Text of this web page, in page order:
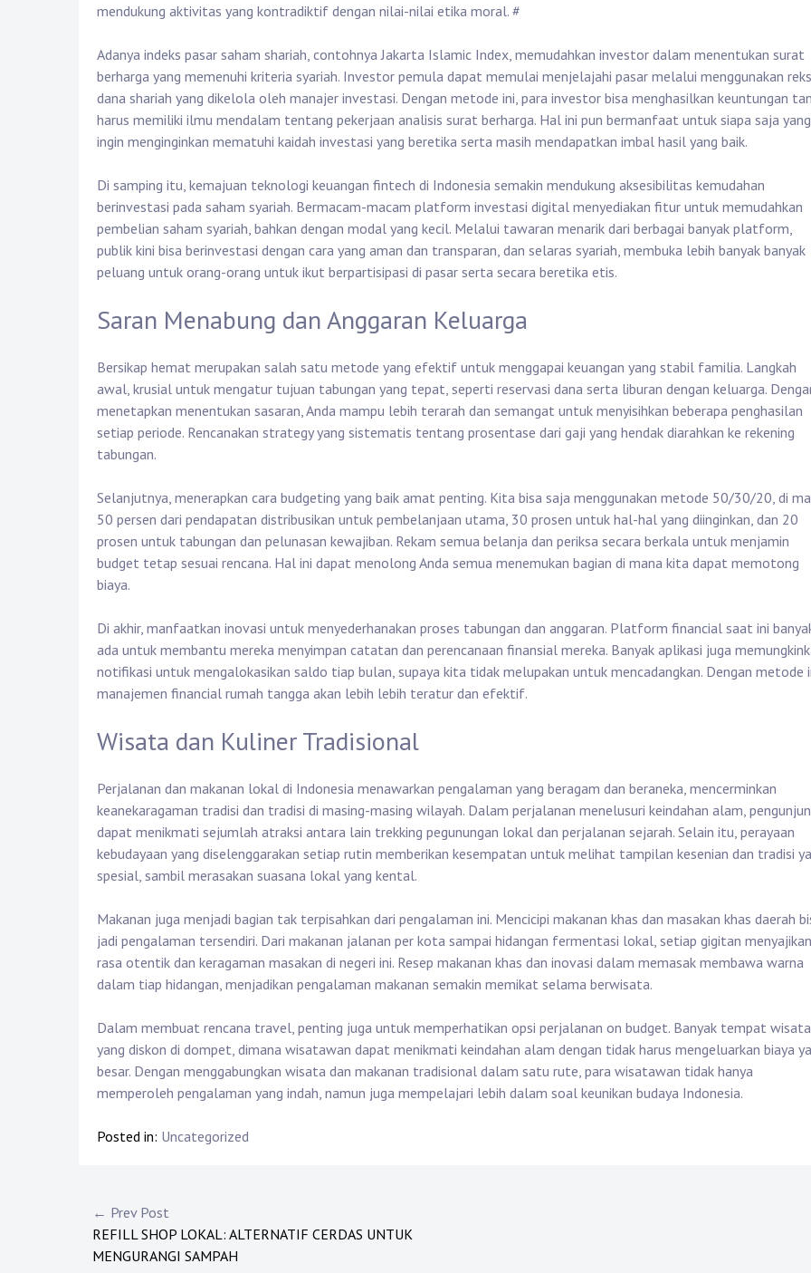
mendukung aktivitas yang kontradiktif dengan nilai-nilai etika moral. #
Adanya indeks pasar saham shariah, contohnya Jakarta Islamic Index, memudahkan investor dalam menentukan surat
berharga yang memenuhi kriteria syariah. Investor pemula dapat memulai menjelajahi pasar melalui menggunakan
dana shariah yang dikelola oleh manajer investasi. Dengan metode ini, para investor bisa menghasilkan keuntungan
harus memiliki ilmu mendalam tentang pekerjaan analisis surat berharga. Hal ini pun bermanfaat untuk siapa saja yang
ingin menginginkan mematuhi kaidah investasi yang beretika serta masih mendapatkan imbal hasil yang baik.
Di samping itu, kemajuan teknologi keuangan fintech di Indonesia semakin mendukung aksesibilitas kemudahan
berinvestasi pada saham syariah. Bermacam-macam platform investasi digital menyediakan fitur untuk memudahkan
pembelian saham syariah, bahkan dengan modal yang kecil. Melalui tawaran menarik dari berbagai banyak platform,
publik kini bisa berinvestasi dengan cara yang aman dan transparan, dan selaras syariah, membuka lebih banyak banyak
peluang untuk orang-orang untuk ikut berpartisipasi di pasar serta secara beretika etis.
Saran Menabung dan Anggaran Keluarga
Bersikap hemat merupakan salah satu metode yang efektif untuk menggapai keuangan yang stabil familia. Langkah
awal, krusial untuk mengatur tujuan tabungan yang tepat, seperti reservasi dana serta liburan dengan keluarga.
menetapkan menentukan sasaran, Anda mampu lebih terarah dan semangat untuk menyisihkan beberapa penghasilan
setiap periode. Rencanakan strategy yang sistematis tentang prosentase dari gaji yang hendak diarahkan ke rekening
tabungan.
Selanjutnya, menerapkan cara budgeting yang baik amat penting. Kita bisa saja menggunakan metode 50/30/20, di
50 persen dari pendapatan distribusikan untuk pembelanjaan utama, 30 prosen untuk hal-hal yang diinginkan, dan 20
prosen untuk tabungan dan pelunasan kewajiban. Rekam semua belanja dan periksa secara berkala untuk menjamin
budget tetap sesuai rencana. Hal ini dapat menolong Anda semua menemukan bagian di mana kita dapat memotong
biaya.
Di akhir, manfaatkan inovasi untuk menyederhanakan proses tabungan dan anggaran. Platform financial saat ini
ada untuk membantu mereka menyimpan catatan dan perencanaan finansial mereka. Banyak aplikasi juga
notifikasi untuk mengalokasikan saldo tiap bulan, supaya kita tidak melupakan untuk mencadangkan. Dengan metode
manajemen financial rumah tangga akan lebih lebih teratur dan efektif.
Wisata dan Kuliner Tradisional
Perjalanan dan makanan lokal di Indonesia menawarkan pengalaman yang beragam dan beraneka, mencerminkan
keanekaragaman tradisi dan tradisi di masing-masing wilayah. Dalam perjalanan menelusuri keindahan alam,
dapat menikmati sejumlah atraksi antara lain trekking pegunungan lokal dan perjalanan sejarah. Selain itu, perayaan
kebudayaan yang diselenggarakan setiap rutin memberikan kesempatan untuk melihat tampilan kesenian dan tradisi
spesial, sambil merasakan suasana lokal yang kental.
Makanan juga menjadi bagian tak terpisahkan dari pengalaman ini. Mencicipi makanan khas dan masakan khas daerah
jadi pengalaman tersendiri. Dari makanan jalanan per kota sampai hidangan fermentasi lokal, setiap gigitan menyajikan
rasa otentik dan keragaman masakan di negeri ini. Resep makanan khas dan inovasi dalam memasak membawa warna
dalam tiap hidangan, menjadikan pengalaman makanan semakin memikat selama berwisata.
Dalam membuat rencana travel, penting juga untuk memperhatikan opsi perjalanan on budget. Banyak tempat wisata
yang diskon di dompet, dimana wisatawan dapat menikmati keindahan alam dengan tidak harus mengeluarkan biaya
besar. Dengan menggabungkan wisata dan makanan tradisional dalam satu rute, para wisatawan tidak hanya
memperoleh pengalaman yang indah, namun juga mempelajari lebih dalam soal keunikan budaya Indonesia.
Posted in: Uncategorized
Post
navigation
← Prev Post
REFILL SHOP LOKAL: ALTERNATIF CERDAS UNTUK
MENGURANGI SAMPAH